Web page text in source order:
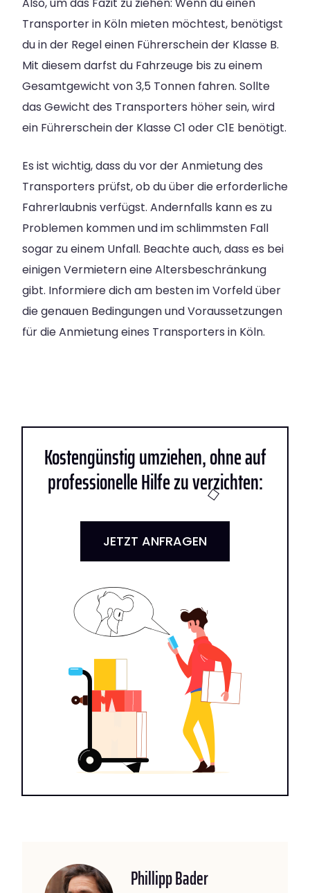
Transporter in Köln mieten möchtest, benötigst
du in der Regel einen Führerschein der Klasse B.
Mit diesem darfst du Fahrzeuge bis zu einem
Gesamtgewicht von 3,5 Tonnen fahren. Sollte
das Gewicht des Transporters höher sein, wird
ein Führerschein der Klasse C1 oder C1E benötigt.
Es ist wichtig, dass du vor der Anmietung des
Transporters prüfst, ob du über die erforderliche
Fahrerlaubnis verfügst. Andernfalls kann es zu
Problemen kommen und im schlimmsten Fall
sogar zu einem Unfall. Beachte auch, dass es bei
einigen Vermietern eine Altersbeschränkung
gibt. Informiere dich am besten im Vorfeld über
die genauen Bedingungen und Voraussetzungen
für die Anmietung eines Transporters in Köln.
Kostengünstig umziehen, ohne auf
professionelle Hilfe zu verzichten:
JETZT ANFRAGEN
Phillipp Bader